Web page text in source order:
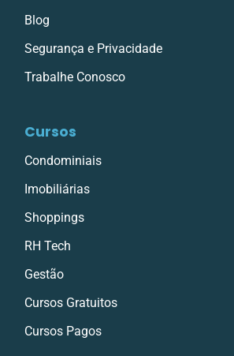
Blog
Segurança e Privacidade
Trabalhe Conosco
Cursos
Condominiais
Imobiliárias
Shoppings
RH Tech
Gestão
Cursos Gratuitos
Cursos Pagos